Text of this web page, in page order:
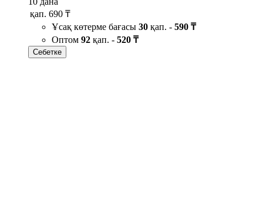
қап. 690 ₸
Ұсақ көтерме бағасы 30 қап. - 590 ₸
Оптом 92 қап. - 520 ₸
Себетке